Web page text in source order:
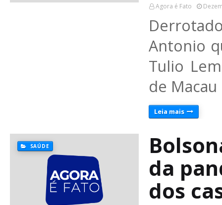
Agora é Fato
Antonio
Tulio
de
Leia mais
SAÚDE
da
dos